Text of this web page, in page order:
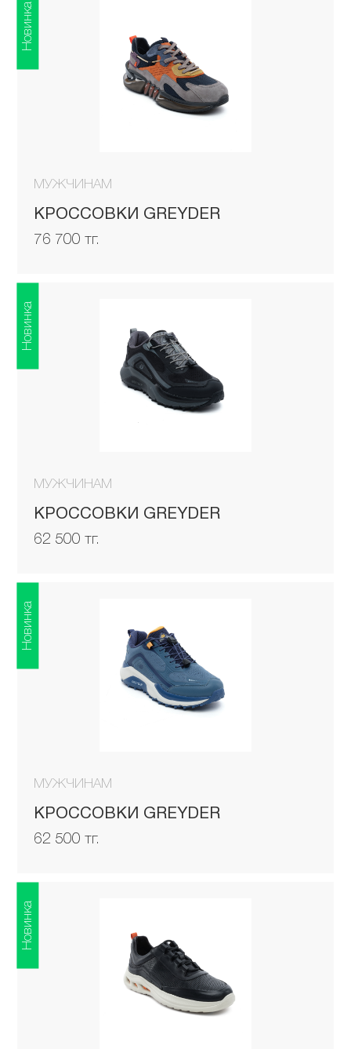
МУЖЧИНАМ
КРОССОВКИ GREYDER
76 700 тг.
Новинка
МУЖЧИНАМ
КРОССОВКИ GREYDER
62 500 тг.
Новинка
МУЖЧИНАМ
КРОССОВКИ GREYDER
62 500 тг.
Новинка
Новинка